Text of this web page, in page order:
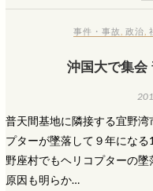
事件・事故 ,政治 ,
沖国大で集会
普天間基地に隣接する宜野
プターが墜落して９年にな
野座村でもヘリコプターの
原因も明らか…